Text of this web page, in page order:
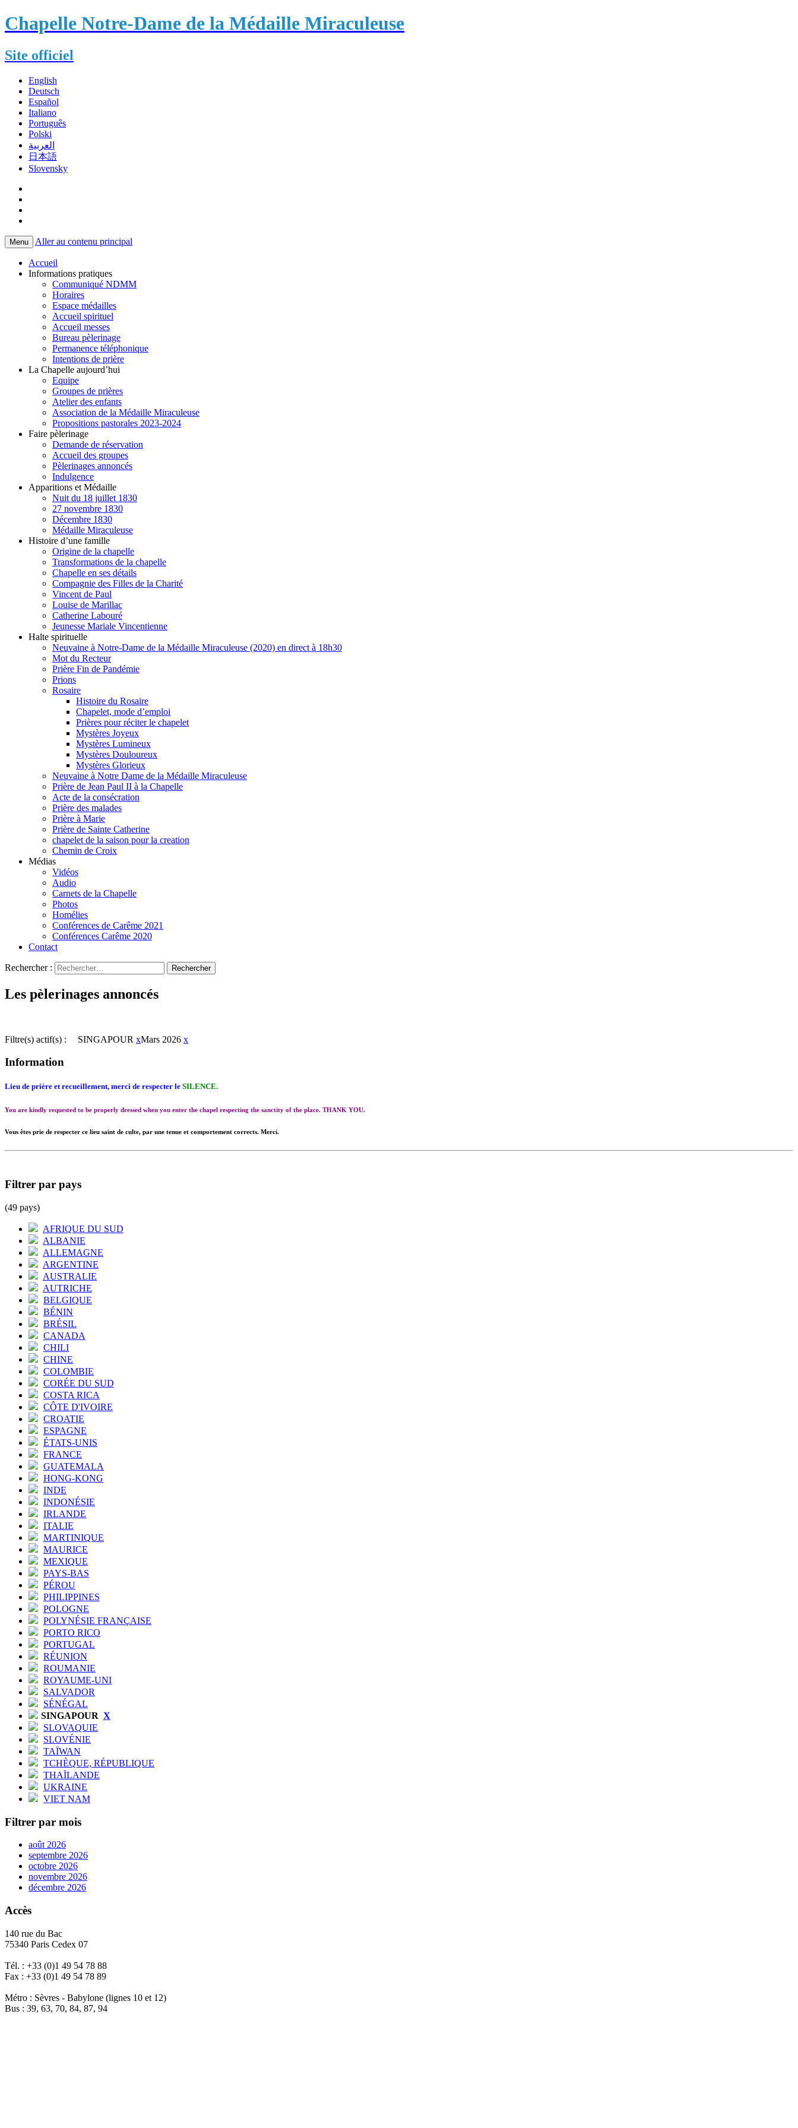
Chapelle Notre-Dame de la Médaille Miraculeuse
Site officiel
English
Deutsch
Español
Italiano
Português
Polski
العربية
日本語
Slovensky
Menu Aller au contenu principal
Accueil
Informations pratiques
Communiqué NDMM
Horaires
Espace médailles
Accueil spirituel
Accueil messes
Bureau pèlerinage
Permanence téléphonique
Intentions de prière
La Chapelle aujourd’hui
Equipe
Groupes de prières
Atelier des enfants
Association de la Médaille Miraculeuse
Propositions pastorales 2023-2024
Faire pèlerinage
Demande de réservation
Accueil des groupes
Pèlerinages annoncés
Indulgence
Apparitions et Médaille
Nuit du 18 juillet 1830
27 novembre 1830
Décembre 1830
Médaille Miraculeuse
Histoire d’une famille
Origine de la chapelle
Transformations de la chapelle
Chapelle en ses détails
Compagnie des Filles de la Charité
Vincent de Paul
Louise de Marillac
Catherine Labouré
Jeunesse Mariale Vincentienne
Halte spirituelle
Neuvaine à Notre-Dame de la Médaille Miraculeuse (2020) en direct à 18h30
Mot du Recteur
Prière Fin de Pandémie
Prions
Rosaire
Histoire du Rosaire
Chapelet, mode d’emploi
Prières pour réciter le chapelet
Mystères Joyeux
Mystères Lumineux
Mystères Douloureux
Mystères Glorieux
Neuvaine à Notre Dame de la Médaille Miraculeuse
Prière de Jean Paul II à la Chapelle
Acte de la consécration
Prière des malades
Prière à Marie
Prière de Sainte Catherine
chapelet de la saison pour la creation
Chemin de Croix
Médias
Vidéos
Audio
Carnets de la Chapelle
Photos
Homélies
Conférences de Carême 2021
Conférences Carême 2020
Contact
Rechercher :
Les pèlerinages annoncés
Filtre(s) actif(s) : SINGAPOUR xMars 2026 x
Information
Lieu de prière et recueillement, merci de respecter le SILENCE.
You are kindly requested to be properly dressed when you enter the chapel respecting the sanctity of the place. THANK YOU.
Vous êtes prie de respecter ce lieu saint de culte, par une tenue et comportement corrects. Merci.
Filtrer par pays
(49 pays)
AFRIQUE DU SUD
ALBANIE
ALLEMAGNE
ARGENTINE
AUSTRALIE
AUTRICHE
BELGIQUE
BÉNIN
BRÉSIL
CANADA
CHILI
CHINE
COLOMBIE
CORÉE DU SUD
COSTA RICA
CÔTE D'IVOIRE
CROATIE
ESPAGNE
ÉTATS-UNIS
FRANCE
GUATEMALA
HONG-KONG
INDE
INDONÉSIE
IRLANDE
ITALIE
MARTINIQUE
MAURICE
MEXIQUE
PAYS-BAS
PÉROU
PHILIPPINES
POLOGNE
POLYNÉSIE FRANÇAISE
PORTO RICO
PORTUGAL
RÉUNION
ROUMANIE
ROYAUME-UNI
SALVADOR
SÉNÉGAL
SINGAPOUR X
SLOVAQUIE
SLOVÉNIE
TAÏWAN
TCHÈQUE, RÉPUBLIQUE
THAÏLANDE
UKRAINE
VIET NAM
Filtrer par mois
août 2026
septembre 2026
octobre 2026
novembre 2026
décembre 2026
Accès
140 rue du Bac
75340 Paris Cedex 07
Tél. : +33 (0)1 49 54 78 88
Fax : +33 (0)1 49 54 78 89
Métro : Sèvres - Babylone (lignes 10 et 12)
Bus : 39, 63, 70, 84, 87, 94